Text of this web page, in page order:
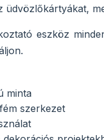
üdvözlőkártyákat,
eszköz
minta
szerkezet